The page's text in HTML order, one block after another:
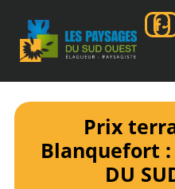
Prix
Blanquefort :
DU